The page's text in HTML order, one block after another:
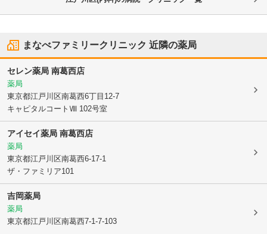
まなべファミリークリニック 近隣の薬局
セレン薬局 南葛西店
薬局
東京都江戸川区南葛西6丁目12-7
キャピタルコートⅧ 102号室
アイセイ薬局 南葛西店
薬局
東京都江戸川区南葛西6-17-1
ザ・ファミリア101
吉岡薬局
薬局
東京都江戸川区南葛西7-1-7-103